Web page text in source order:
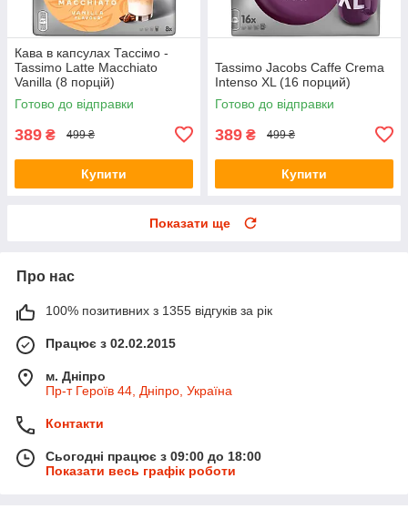
Кава в капсулах Тассімо -
Tassimo Latte Macchiato
Vanilla (8 порцій)
Готово до відправки
389 ₴ 499 ₴
Купити
Tassimo Jacobs Caffe Crema
Intenso XL (16 порций)
Готово до відправки
389 ₴ 499 ₴
Купити
Показати ще
Про нас
100% позитивних з 1355 відгуків за рік
Працює з 02.02.2015
м. Дніпро
Пр-т Героїв 44, Дніпро, Україна
Контакти
Сьогодні працює з 09:00 до 18:00
Показати весь графік роботи